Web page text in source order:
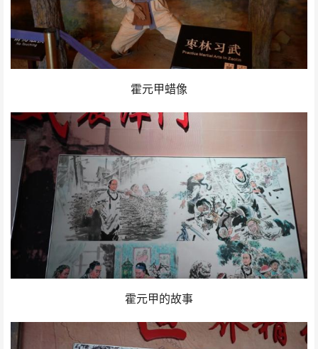
霍元甲蜡像
霍元甲的故事